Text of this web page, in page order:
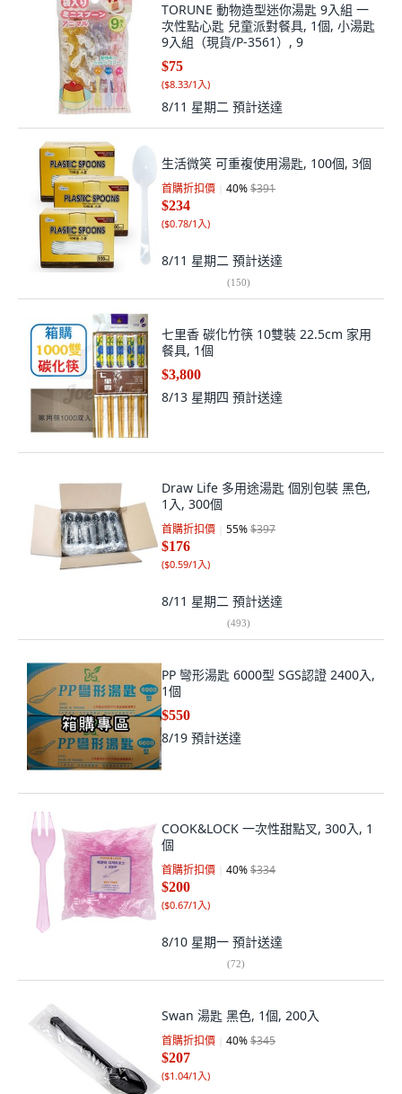
TORUNE 動物造型迷你湯匙 9入組 一
次性點心匙 兒童派對餐具, 1個, 小湯匙
9入組（現貨/P-3561）, 9
$75
($8.33/1入)
8/11 星期二 預計送達
生活微笑 可重複使用湯匙, 100個, 3個
首購折扣價 40%$391
$234
($0.78/1入)
8/11 星期二 預計送達
(150)
七里香 碳化竹筷 10雙裝 22.5cm 家用
餐具, 1個
$3,800
8/13 星期四 預計送達
Draw Life 多用途湯匙 個別包裝 黑色,
1入, 300個
首購折扣價 55%$397
$176
($0.59/1入)
8/11 星期二 預計送達
(493)
PP 彎形湯匙 6000型 SGS認證 2400入,
1個
$550
8/19 預計送達
COOK&LOCK 一次性甜點叉, 300入, 1
個
首購折扣價 40%$334
$200
($0.67/1入)
8/10 星期一 預計送達
(72)
Swan 湯匙 黑色, 1個, 200入
首購折扣價 40%$345
$207
($1.04/1入)